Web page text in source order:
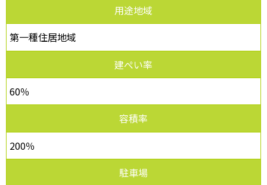
用途地域
第一種住居地域
建ぺい率
60％
容積率
200％
駐車場